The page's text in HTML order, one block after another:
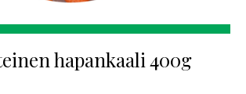
hapankaali 400g